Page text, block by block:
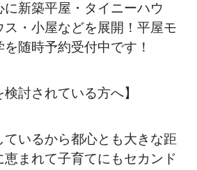
新築平屋・タイニーハウ
ス・小屋などを展開！平屋モ
随時予約受付中です！
検討されている方へ】
いるから都心とも大きな距
まれて子育てにもセカンド